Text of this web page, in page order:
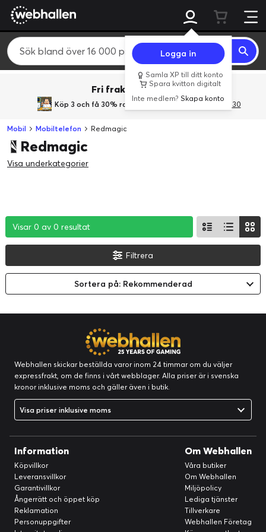
Logga in
Samla XP till ditt konto
Spara kvitton digitalt
Inte medlem?Skapa konto
Fri frakt över 800 kr.
Köp 3 och få 30% rabatt med rabattkoden 3Gives30
Mobil Mobiltelefon Redmagic
Redmagic
Visa underkategorier
Visar 0 av 0 resultat
Visar 0 av 0 resultat
Visar 0 av 0 resultat
Filtrera
Sortera på: Rekommenderad
Webhallen skickar beställda varor inom 24 timmar om du väljer
expressfrakt, om de finns i vårt webblager. Alla priser är i svenska
kronor inklusive moms och gäller även i butik.
Visa priser inklusive moms
Information
Köpvillkor
Leveransvillkor
Garantivillkor
Ångerrätt och öppet köp
Reklamation
Personuppgifter
Om Webhallen
Våra butiker
Om Webhallen
Miljöpolicy
Lediga tjänster
Tillverkare
Webhallen Företag